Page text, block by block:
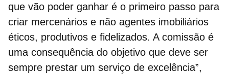
que vão poder ganhar é o primeiro passo para
criar mercenários e não agentes imobiliários
éticos, produtivos e fidelizados. A comissão é
uma consequência do objetivo que deve ser
sempre prestar um serviço de excelência”,